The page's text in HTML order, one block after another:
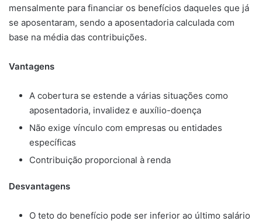
mensalmente para financiar os benefícios daqueles que já
se aposentaram, sendo a aposentadoria calculada com
base na média das contribuições.
Vantagens
A cobertura se estende a várias situações como
aposentadoria, invalidez e auxílio-doença
Não exige vínculo com empresas ou entidades
específicas
Contribuição proporcional à renda
Desvantagens
O teto do benefício pode ser inferior ao último salário